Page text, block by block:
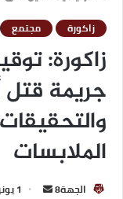
زاكورة مجتمع
زاكورة:
جريمة قتل
الملابسات
الجهة8 1 يونيو، 2026